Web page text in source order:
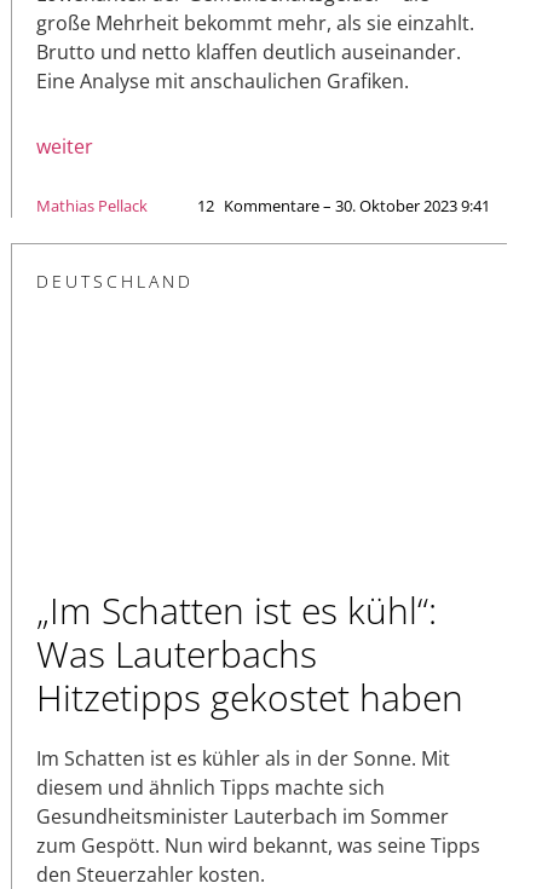
große Mehrheit bekommt mehr, als sie einzahlt.
Brutto und netto klaffen deutlich auseinander.
Eine Analyse mit anschaulichen Grafiken.
weiter
Mathias Pellack 12 Kommentare – 30. Oktober 2023 9:41
DEUTSCHLAND
„Im Schatten ist es kühl“:
Was Lauterbachs
Hitzetipps gekostet haben
Im Schatten ist es kühler als in der Sonne. Mit
diesem und ähnlich Tipps machte sich
Gesundheitsminister Lauterbach im Sommer
zum Gespött. Nun wird bekannt, was seine Tipps
den Steuerzahler kosten.